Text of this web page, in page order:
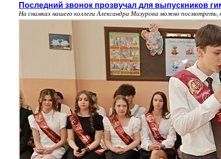
Последний звонок прозвучал для выпускников
На снимках нашего коллеги Александра Мизурова можно посмотреть,